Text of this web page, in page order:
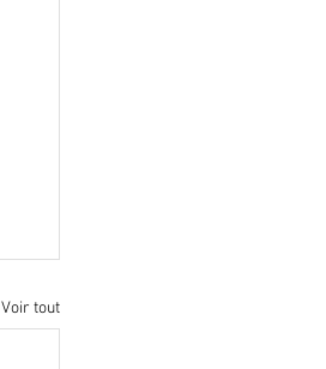
Voir tout